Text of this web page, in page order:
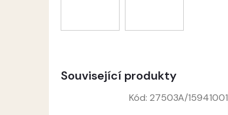
Související produkty
Kód: 27503A/15941001